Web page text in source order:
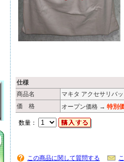
仕様
商品名
マキタ アクセサリバ
価 格
オープン価格 → 特別
数量：
この商品に関して質問する